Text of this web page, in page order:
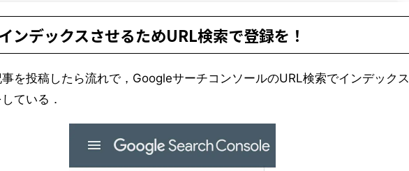
ンデックスさせるためURL検索で登録を！
を投稿したら流れで，GoogleサーチコンソールのURL検索でインデックス
ている．